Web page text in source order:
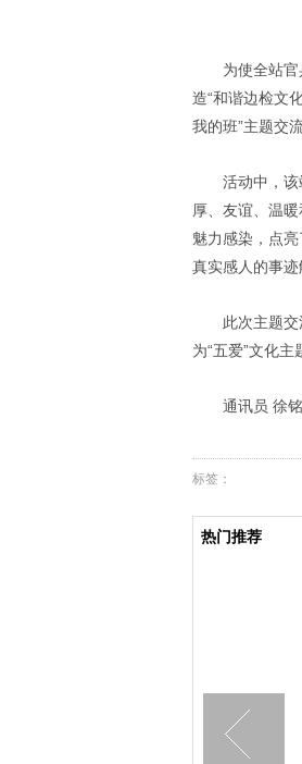
为使全站
造“和谐边检文
我的班”主题交
活动中，
厚、友谊、温
魅力感染，点
真实感人的事迹
此次主题交
为“五爱”文化
通讯员 徐
标签：
热门推荐